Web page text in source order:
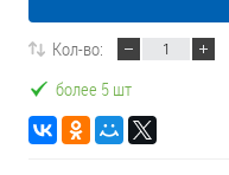
Кол-во:
более 5 шт